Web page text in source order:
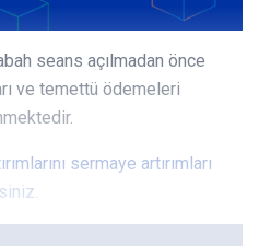
seans açılmadan önce
ve temettü ödemeleri
sermaye artırımları